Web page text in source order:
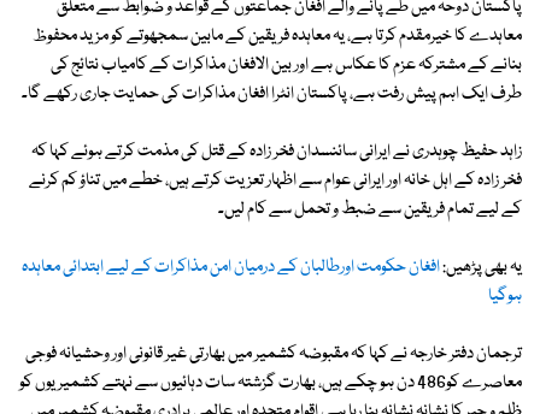
پاکستان دوحہ میں طے پانے والے افغان جماعتوں کے قواعد و ضوابط سے متعلق
معاہدے کا خیرمقدم کرتا ہے، یہ معاہدہ فریقین کے مابین سمجھوتے کو مزید محفوظ
بنانے کے مشترکہ عزم کا عکاس ہے اور بین الافغان مذاکرات کے کامیاب نتائج کی
طرف ایک اہم پیش رفت ہے، پاکستان انٹرا افغان مذاکرات کی حمایت جاری رکھے گا۔
زاہد حفیظ چوہدری نے ایرانی سائنسدان فخر زادہ کے قتل کی مذمت کرتے ہوئے کہا کہ
فخر زادہ کے اہل خانہ اور ایرانی عوام سے اظہار تعزیت کرتے ہیں، خطے میں تناؤ کم کرنے
کے لیے تمام فریقین سے ضبط و تحمل سے کام لیں۔
یہ بھی پڑھیں:افغان حکومت اورطالبان کے درمیان امن مذاکرات کے لیے ابتدائی معاہدہ
ہوگیا
ترجمان دفتر خارجہ نے کہا کہ مقبوضہ کشمیر میں بھارتی غیر قانونی اور وحشیانہ فوجی
معاصرے کو486 دن ہو چکے ہیں، بھارت گزشتہ سات دہائیوں سے نہتے کشمیریوں کو